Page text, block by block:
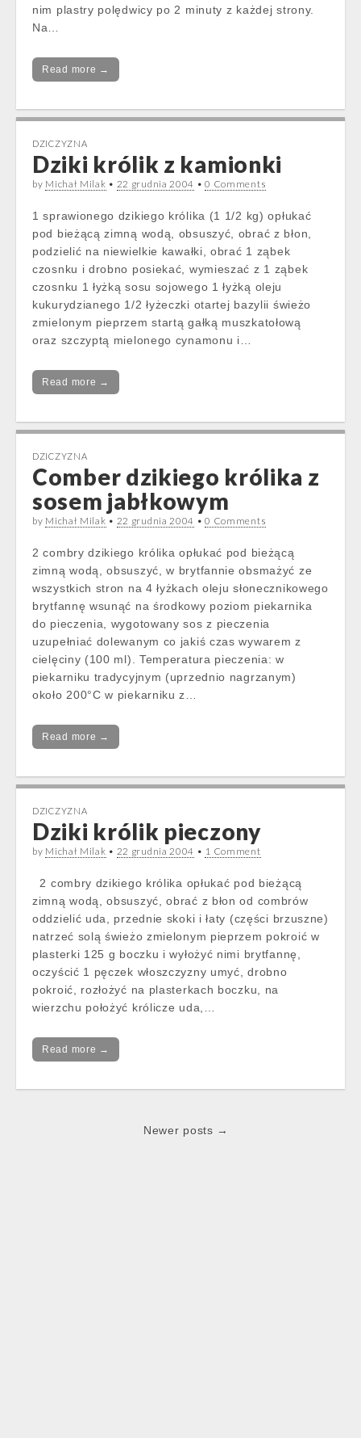
nim plastry polędwicy po 2 minuty z każdej strony.
Na…
Read more →
DZICZYZNA
Dziki królik z kamionki
by Michał Milak • 22 grudnia 2004 •0 Comments
1 sprawionego dzikiego królika (1 1/2 kg) opłukać
pod bieżącą zimną wodą, obsuszyć, obrać z błon,
podzielić na niewielkie kawałki, obrać 1 ząbek
czosnku i drobno posiekać, wymieszać z 1 ząbek
czosnku 1 łyżką sosu sojowego 1 łyżką oleju
kukurydzianego 1/2 łyżeczki otartej bazylii świeżo
zmielonym pieprzem startą gałką muszkatołową
oraz szczyptą mielonego cynamonu i…
Read more →
DZICZYZNA
Comber dzikiego królika z
sosem jabłkowym
by Michał Milak • 22 grudnia 2004 •0 Comments
2 combry dzikiego królika opłukać pod bieżącą
zimną wodą, obsuszyć, w brytfannie obsmażyć ze
wszystkich stron na 4 łyżkach oleju słonecznikowego
brytfannę wsunąć na środkowy poziom piekarnika
do pieczenia, wygotowany sos z pieczenia
uzupełniać dolewanym co jakiś czas wywarem z
cielęciny (100 ml). Temperatura pieczenia: w
piekarniku tradycyjnym (uprzednio nagrzanym)
około 200°C w piekarniku z…
Read more →
DZICZYZNA
Dziki królik pieczony
by Michał Milak • 22 grudnia 2004 • 1 Comment
2 combry dzikiego królika opłukać pod bieżącą
zimną wodą, obsuszyć, obrać z błon od combrów
oddzielić uda, przednie skoki i łaty (części brzuszne)
natrzeć solą świeżo zmielonym pieprzem pokroić w
plasterki 125 g boczku i wyłożyć nimi brytfannę,
oczyścić 1 pęczek włoszczyzny umyć, drobno
pokroić, rozłożyć na plasterkach boczku, na
wierzchu położyć królicze uda,…
Read more →
Newer posts →